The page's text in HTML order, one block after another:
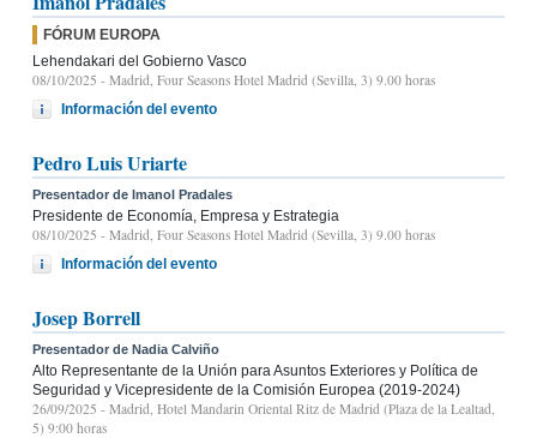
FÓRUM EUROPA
Lehendakari del Gobierno Vasco
08/10/2025 - Madrid, Four Seasons Hotel Madrid (Sevilla, 3) 9.00 horas
Información del evento
Pedro Luis Uriarte
Presentador de Imanol Pradales
Presidente de Economía, Empresa y Estrategia
08/10/2025 - Madrid, Four Seasons Hotel Madrid (Sevilla, 3) 9.00 horas
Información del evento
Josep Borrell
Presentador de Nadia Calviño
Alto Representante de la Unión para Asuntos Exteriores y Política de
Seguridad y Vicepresidente de la Comisión Europea (2019-2024)
26/09/2025 - Madrid, Hotel Mandarin Oriental Ritz de Madrid (Plaza de la Lealtad,
5) 9:00 horas